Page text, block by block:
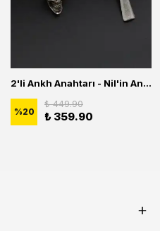
2'li Ankh Anahtarı - Nil'in Anahtarı - Kuru Kafa Erkek Kadın Kolye Seti
%20
₺ 449.90
₺ 359.90